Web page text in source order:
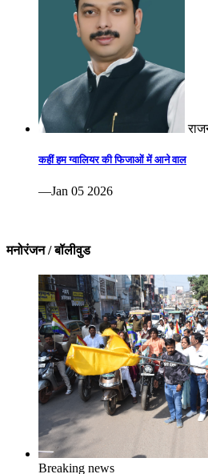
कहीं हम ग्वालियर की फिजाओं में आने वाल
—Jan 05 2026
मनोरंजन / बॉलीवुड
Breaking news